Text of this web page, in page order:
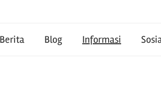
Berita Blog Informasi